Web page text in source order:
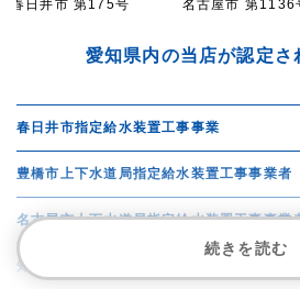
春日井市 第175号 名古屋市 第1136
愛知県内の当店が認定さ
春日井市指定給水装置工事事業
豊橋市上下水道局指定給水装置工事事業者
名古屋市上下水道局指定給水装置工事事業
知多市水道事業指定給水装置工事事業者
続きを読む